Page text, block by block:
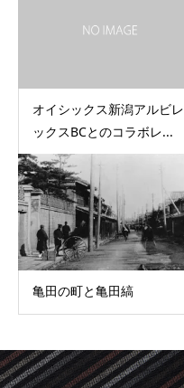
オイシックス新潟アルビレ
ックスBCとのコラボレ...
亀田の町と亀田縞